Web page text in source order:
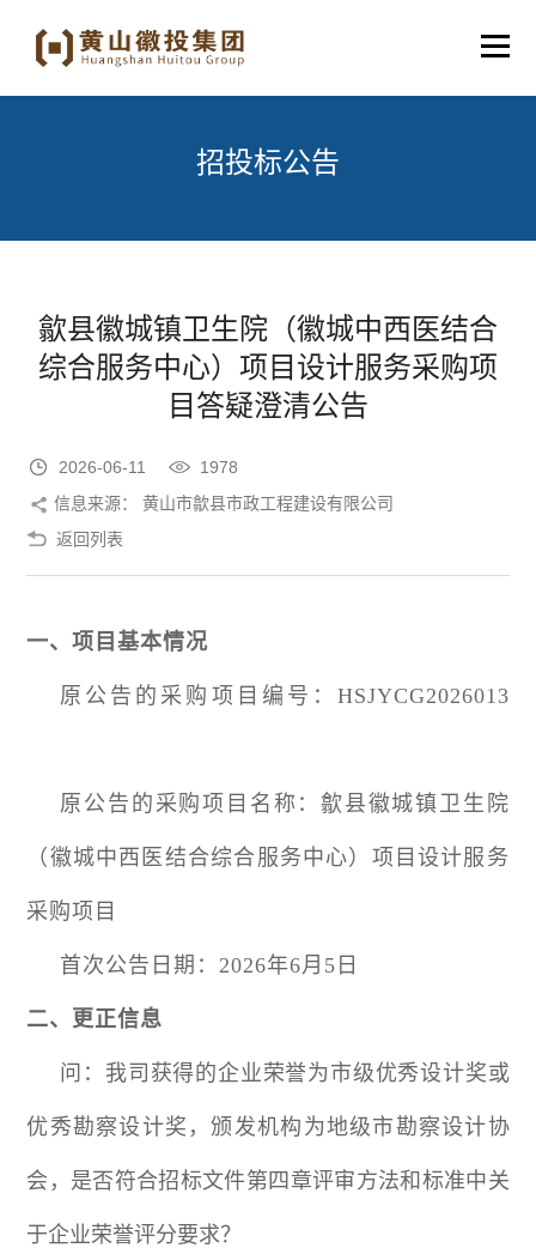
招投标公告
歙县徽城镇卫生院（徽城中西医结合
综合服务中心）项目设计服务采购项
目答疑澄清公告
2026-06-11
1978
信息来源： 黄山市歙县市政工程建设有限公司
返回列表
一、项目基本情况
原公告的采购项目编号：HSJYCG2026013
原公告的采购项目名称：歙县徽城镇卫生院
（徽城中西医结合综合服务中心）项目设计服务
采购项目
首次公告日期： 2026年6月5日
二、更正信息
问：我司获得的企业荣誉为市级优秀设计奖或
优秀勘察设计奖，颁发机构为地级市勘察设计协
会，是否符合招标文件第四章评审方法和标准中关
于企业荣誉评分要求？